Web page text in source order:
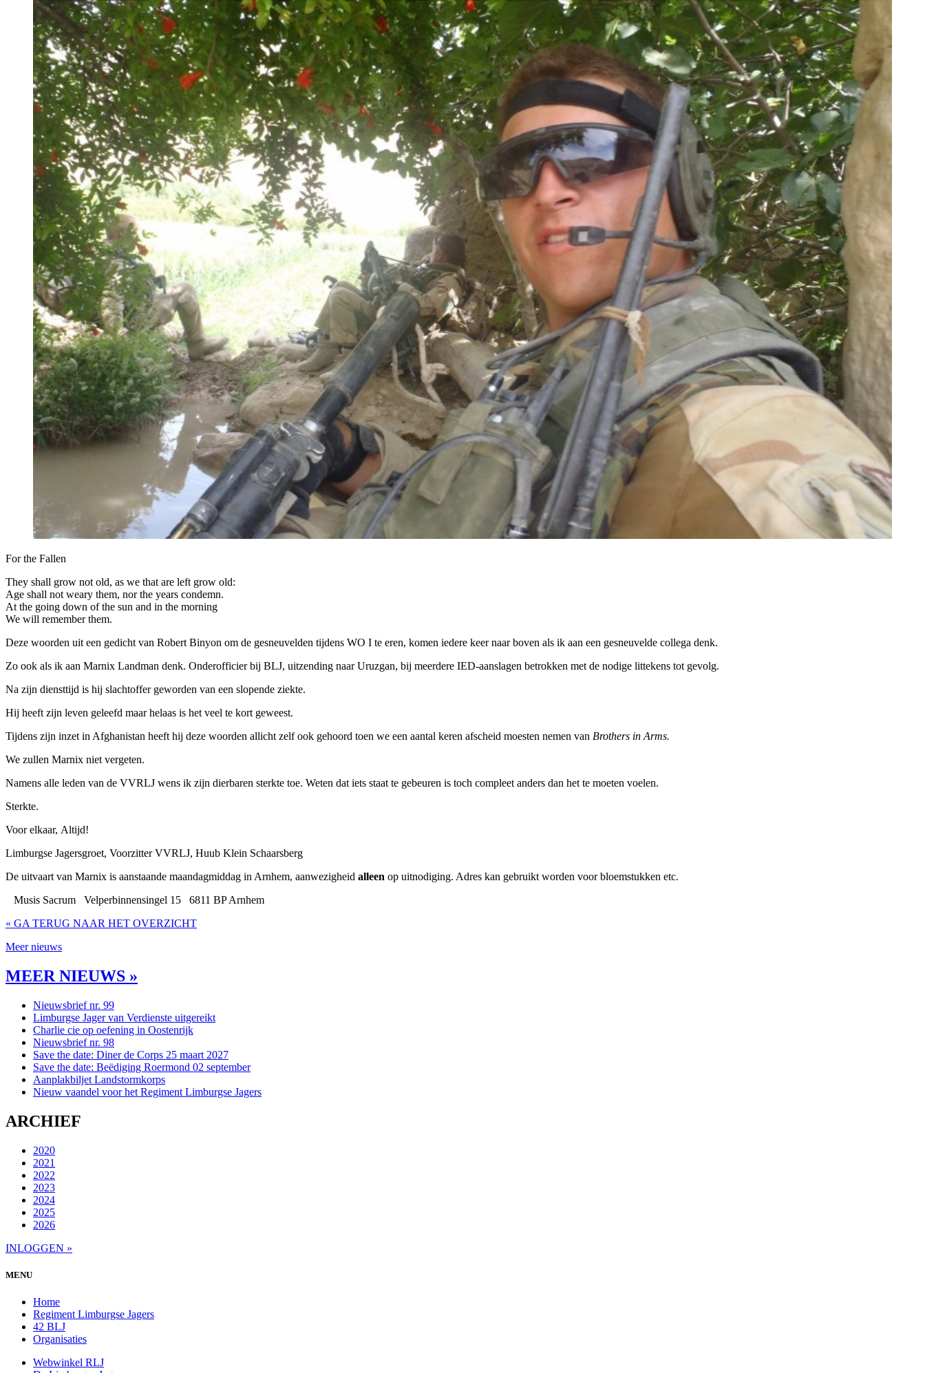
For the Fallen
They shall grow not old, as we that are left grow old:
Age shall not weary them, nor the years condemn.
At the going down of the sun and in the morning
We will remember them.
Deze woorden uit een gedicht van Robert Binyon om de gesneuvelden tijdens WO I te eren, komen iedere keer naar boven als ik aan een gesneuvelde collega denk.
Zo ook als ik aan Marnix Landman denk. Onderofficier bij BLJ, uitzending naar Uruzgan, bij meerdere IED-aanslagen betrokken met de nodige littekens tot gevolg.
Na zijn diensttijd is hij slachtoffer geworden van een slopende ziekte.
Hij heeft zijn leven geleefd maar helaas is het veel te kort geweest.
Tijdens zijn inzet in Afghanistan heeft hij deze woorden allicht zelf ook gehoord toen we een aantal keren afscheid moesten nemen van Brothers in Arms.
We zullen Marnix niet vergeten.
Namens alle leden van de VVRLJ wens ik zijn dierbaren sterkte toe. Weten dat iets staat te gebeuren is toch compleet anders dan het te moeten voelen.
Sterkte.
Voor elkaar, Altijd!
Limburgse Jagersgroet, Voorzitter VVRLJ, Huub Klein Schaarsberg
De uitvaart van Marnix is aanstaande maandagmiddag in Arnhem, aanwezigheid alleen op uitnodiging. Adres kan gebruikt worden voor bloemstukken etc.
Musis Sacrum Velperbinnensingel 15 6811 BP Arnhem
« GA TERUG NAAR HET OVERZICHT
Meer nieuws
MEER NIEUWS »
Nieuwsbrief nr. 99
Limburgse Jager van Verdienste uitgereikt
Charlie cie op oefening in Oostenrijk
Nieuwsbrief nr. 98
Save the date: Diner de Corps 25 maart 2027
Save the date: Beëdiging Roermond 02 september
Aanplakbiljet Landstormkorps
Nieuw vaandel voor het Regiment Limburgse Jagers
ARCHIEF
2020
2021
2022
2023
2024
2025
2026
INLOGGEN »
MENU
Home
Regiment Limburgse Jagers
42 BLJ
Organisaties
Webwinkel RLJ